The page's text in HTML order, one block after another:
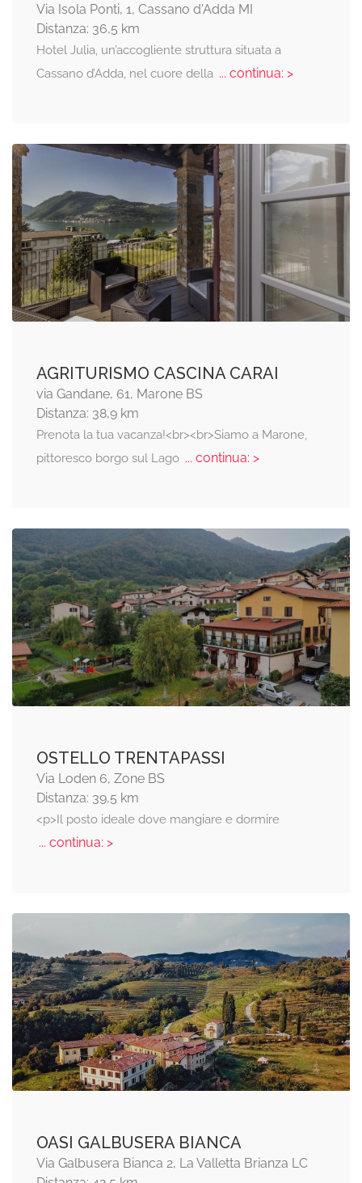
Via Isola Ponti, 1, Cassano d'Adda MI
Distanza: 36,5 km
Hotel Julia, un’accogliente struttura situata a
Cassano d’Adda, nel cuore della ... continua: >
AGRITURISMO CASCINA CARAI
via Gandane, 61, Marone BS
Distanza: 38,9 km
Prenota la tua vacanza!<br><br>Siamo a Marone,
pittoresco borgo sul Lago... continua: >
OSTELLO TRENTAPASSI
Via Loden 6, Zone BS
Distanza: 39,5 km
<p>Il posto ideale dove mangiare e dormire
... continua: >
OASI GALBUSERA BIANCA
Via Galbusera Bianca 2, La Valletta Brianza LC